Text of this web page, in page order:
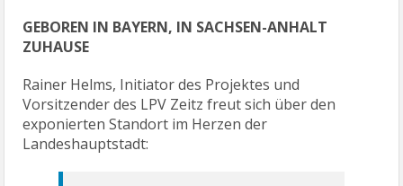
GEBOREN IN BAYERN, IN SACHSEN-ANHALT
ZUHAUSE
Rainer Helms, Initiator des Projektes und
Vorsitzender des LPV Zeitz freut sich über den
exponierten Standort im Herzen der
Landeshauptstadt: